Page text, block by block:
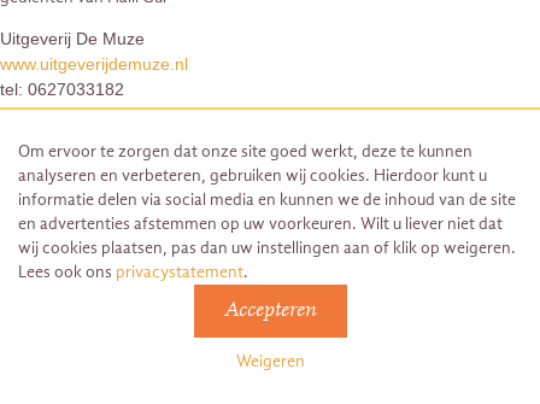
Uitgeverij De Muze
www.uitgeverijdemuze.nl
tel: 0627033182
Boeddha’s basics 3: de epistemologische
oorzaak
De zeventiende-eeuwse, Japanse zen meester Bankei Yotaku spreekt in zijn
Ryumon-jivoordrachten (The Unborn, p. 56) op een ongekend heldere
wijze over ons bevangen raken in onze concepten, oordelen, denkbeelden
en verhalen. Het creëren van onwetendheid en illusie is de
epistemologische oorzaak van duhkha, ze heeft te maken met wat we
kennen en weten en in het bijzonder met onze onvermurwbare kennis en
Om ervoor te zorgen dat onze site goed werkt, deze te kunnen
analyseren en verbeteren, gebruiken wij cookies. Hierdoor kunt u
informatie delen via social media en kunnen we de inhoud van de site
en advertenties afstemmen op uw voorkeuren. Wilt u liever niet dat
wij cookies plaatsen, pas dan uw instellingen aan of klik op weigeren.
Lees ook ons privacystatement.
Accepteren
Weigeren